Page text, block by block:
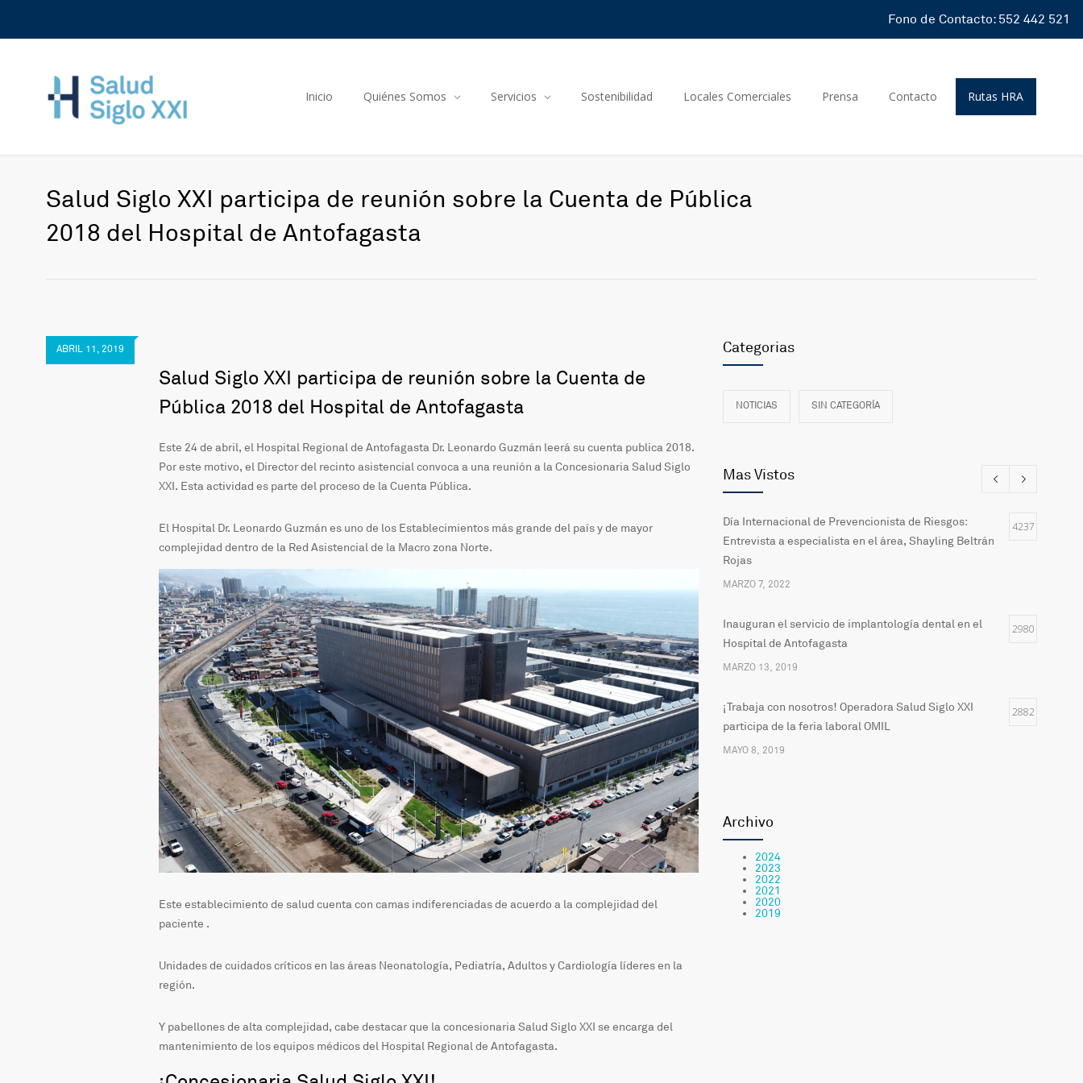
Fono de Contacto: 552 442 521
Inicio Quiénes Somos Servicios Sostenibilidad Locales Comerciales Prensa Contacto Rutas HRA
Salud Siglo XXI participa de reunión sobre la Cuenta de Pública
2018 del Hospital de Antofagasta
ABRIL 11, 2019
Salud Siglo XXI participa de reunión sobre la Cuenta de
Pública 2018 del Hospital de Antofagasta
Este 24 de abril, el Hospital Regional de Antofagasta Dr. Leonardo Guzmán leerá su cuenta publica 2018.
Por este motivo, el Director del recinto asistencial convoca a una reunión a la Concesionaria Salud Siglo
XXI. Esta actividad es parte del proceso de la Cuenta Pública.
El Hospital Dr. Leonardo Guzmán es uno de los Establecimientos más grande del país y de mayor
complejidad dentro de la Red Asistencial de la Macro zona Norte.
Este establecimiento de salud cuenta con camas indiferenciadas de acuerdo a la complejidad del
paciente .
Unidades de cuidados críticos en las áreas Neonatología, Pediatría, Adultos y Cardiología líderes en la
región.
Y pabellones de alta complejidad, cabe destacar que la concesionaria Salud Siglo XXI se encarga del
mantenimiento de los equipos médicos del Hospital Regional de Antofagasta.
Categorias
NOTICIAS SIN CATEGORÍA
Mas Vistos
Día Internacional de Prevencionista de Riesgos:
Entrevista a especialista en el área, Shayling Beltrán
Rojas
4237
MARZO 7, 2022
Inauguran el servicio de implantología dental en el
Hospital de Antofagasta
2980
MARZO 13, 2019
¡Trabaja con nosotros! Operadora Salud Siglo XXI
participa de la feria laboral OMIL
2882
MAYO 8, 2019
Comienzan las clases en la «escuelita» del Hospital de
Antofagasta
MARZO 6, 2019
Archivo
2024
2023
2022
2021
2020
2019